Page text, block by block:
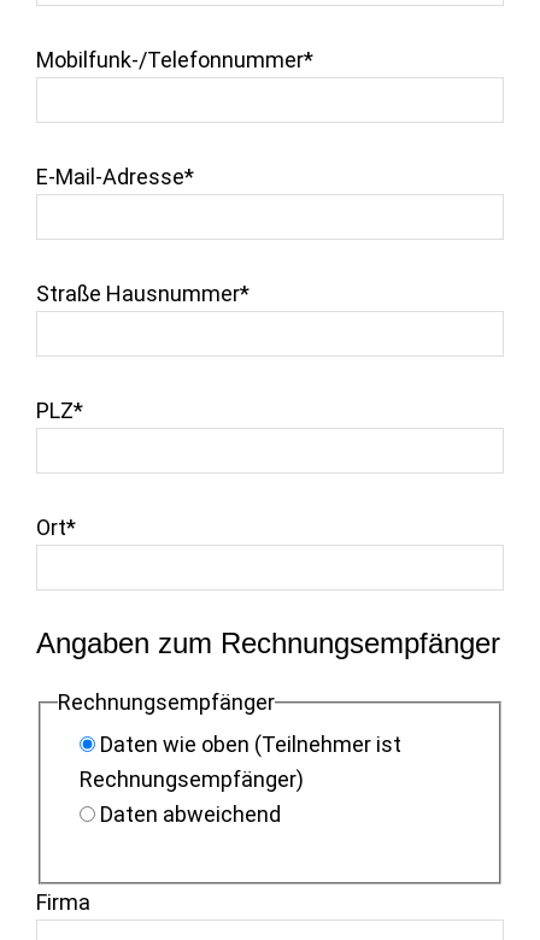
Mobilfunk-/Telefonnummer*
E-Mail-Adresse*
Straße Hausnummer*
PLZ*
Ort*
Angaben zum Rechnungsempfänger
Rechnungsempfänger
Daten wie oben (Teilnehmer ist
Rechnungsempfänger)
Daten abweichend
Firma